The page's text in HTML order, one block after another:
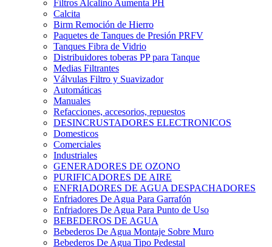
Filtros Alcalino Aumenta PH
Calcita
Birm Remoción de Hierro
Paquetes de Tanques de Presión PRFV
Tanques Fibra de Vidrio
Distribuidores toberas PP para Tanque
Medias Filtrantes
Válvulas Filtro y Suavizador
Automáticas
Manuales
Refacciones, accesorios, repuestos
DESINCRUSTADORES ELECTRONICOS
Domesticos
Comerciales
Industriales
GENERADORES DE OZONO
PURIFICADORES DE AIRE
ENFRIADORES DE AGUA DESPACHADORES
Enfriadores De Agua Para Garrafón
Enfriadores De Agua Para Punto de Uso
BEBEDEROS DE AGUA
Bebederos De Agua Montaje Sobre Muro
Bebederos De Agua Tipo Pedestal